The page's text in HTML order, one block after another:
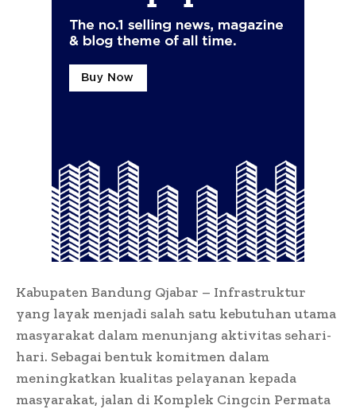
Kabupaten Bandung Qjabar – Infrastruktur
yang layak menjadi salah satu kebutuhan utama
masyarakat dalam menunjang aktivitas sehari-
hari. Sebagai bentuk komitmen dalam
meningkatkan kualitas pelayanan kepada
masyarakat, jalan di Komplek Cingcin Permata